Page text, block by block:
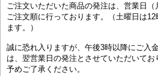
ご注文いただいた商品の発注は、営業日
ご注文順に行っております。（土曜日は
ます。）
誠に恐れ入りますが、午後3時以降にご入
は、翌営業日の発注とさせていただいてお
予めご了承ください。